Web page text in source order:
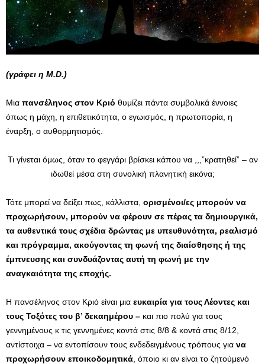
(γράφει η M.D.)
Μια πανσέληνος στον Κριό θυμίζει πάντα συμβολικά έννοιες
όπως η μάχη, η επιθετικότητα, ο εγωισμός, η πρωτοπορία, η
έναρξη, ο αυθορμητισμός.
Τι γίνεται όμως, όταν το φεγγάρι βρίσκει κάπου να ,,,”κρατηθεί” – αν
ιδωθεί μέσα στη συνολική πλανητική εικόνα;
Τότε μπορεί να δείξει πως, κάλλιστα, ορισμένοι/ες μπορούν να
προχωρήσουν, μπορούν να φέρουν σε πέρας τα δημιουργικά,
τα αυθεντικά τους σχέδια δρώντας με υπευθυνότητα, ρεαλισμό
και πρόγραμμα, ακούγοντας τη φωνή της διαίσθησης ή της
έμπνευσης και συνδυάζοντας αυτή τη φωνή με την
αναγκαιότητα της εποχής.
Η πανσέληνος στον Κριό είναι μια ευκαιρία για τους Λέοντες και
τους Τοξότες του β’ δεκαημέρου – και πιο πολύ για τους
γεννημένους κ τις γεννημένες κοντά στις 8/8 & κοντά στις 8/12,
αντίστοιχα – να εντοπίσουν τους ενδεδειγμένους τρόπους για να
προχωρήσουν εποικοδομητικά , όποιο κι αν είναι το ζητούμενό